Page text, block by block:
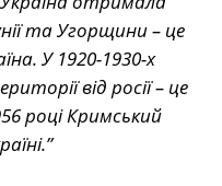
та Угорщини – це
У 1920-1930-х
від росії – це
році Кримський